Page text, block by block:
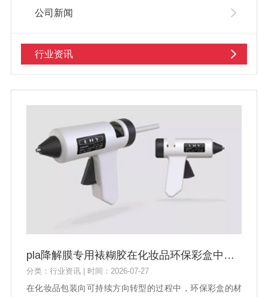
公司新闻
行业资讯
pla降解膜专用裱糊胶在化妆品环保彩盒中的应用
分类：行业资讯 | 时间：2026-07-27
在化妆品包装向可持续方向转型的过程中，环保彩盒的材